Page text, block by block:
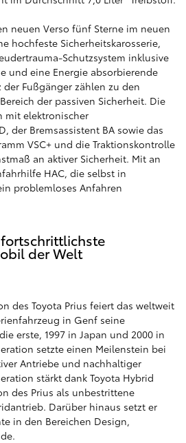
neuen Verso fünf Sterne im neuen
hochfeste Sicherheitskarosserie,
Schutzsystem inklusive
und eine Energie absorbierende
Fußgänger zählen zu den
der passiven Sicherheit. Die
mit elektronischer
der Bremsassistent BA sowie das
VSC+ und die Traktionskontrolle
an aktiver Sicherheit. Mit an
HAC, die selbst in
problemloses Anfahren
fortschrittlichste
der Welt
des Toyota Prius feiert das weltweit
in Genf seine
erste, 1997 in Japan und 2000 in
setzte einen Meilenstein bei
Antriebe und nachhaltiger
stärkt dank Toyota Hybrid
des Prius als unbestrittene
Darüber hinaus setzt er
in den Bereichen Design,